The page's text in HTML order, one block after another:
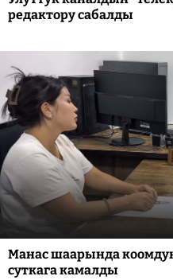
редактору сабалды
Манас шаарында
суткага камалды